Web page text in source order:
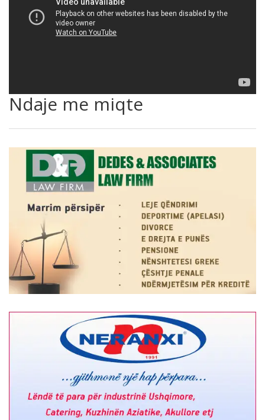
Ndaje me miqte